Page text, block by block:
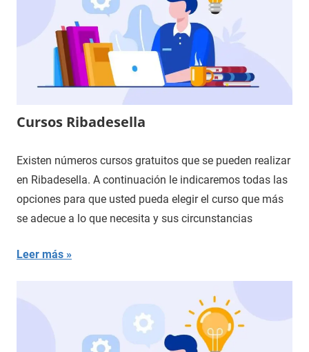
Cursos Ribadesella
Existen números cursos gratuitos que se pueden realizar
en Ribadesella. A continuación le indicaremos todas las
opciones para que usted pueda elegir el curso que más
se adecue a lo que necesita y sus circunstancias
Leer más